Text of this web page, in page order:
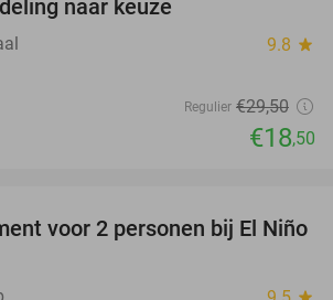
naar keuze
9.8 star
Regulier €29,50
€18,50
51%
voor 2 personen bij El Niño